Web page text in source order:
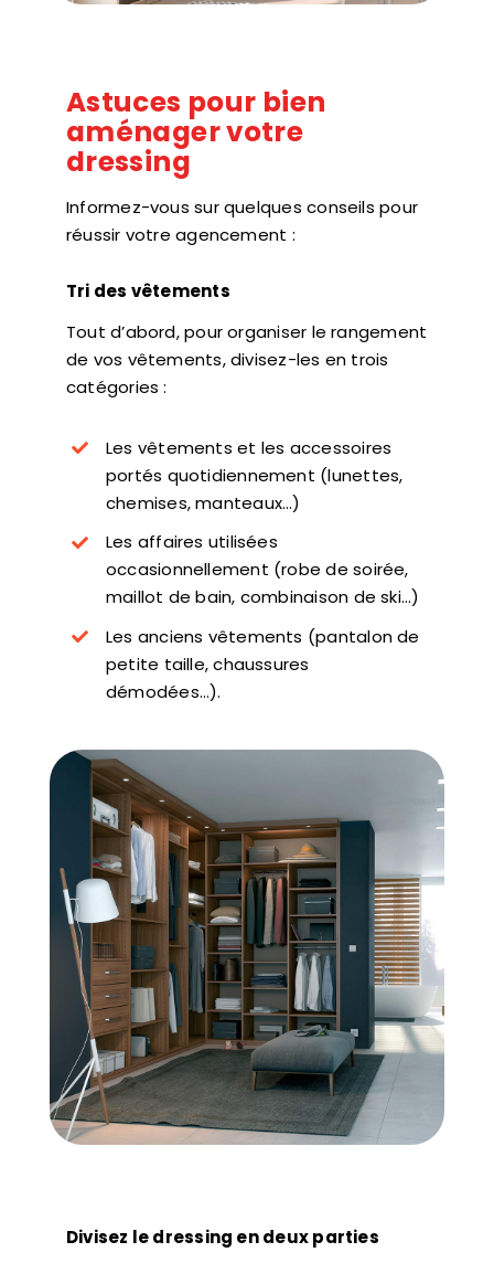
Astuces pour bien
aménager votre
dressing
Informez-vous sur quelques conseils pour
réussir votre agencement :
Tri des vêtements
Tout d’abord, pour organiser le rangement
de vos vêtements, divisez-les en trois
catégories :
Les vêtements et les accessoires
portés quotidiennement (lunettes,
chemises, manteaux…)
Les affaires utilisées
occasionnellement (robe de soirée,
maillot de bain, combinaison de ski…)
Les anciens vêtements (pantalon de
petite taille, chaussures
démodées…).
Divisez le dressing en deux parties